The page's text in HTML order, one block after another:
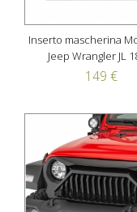
Inserto mascherina
Jeep Wrangler JL
149 €